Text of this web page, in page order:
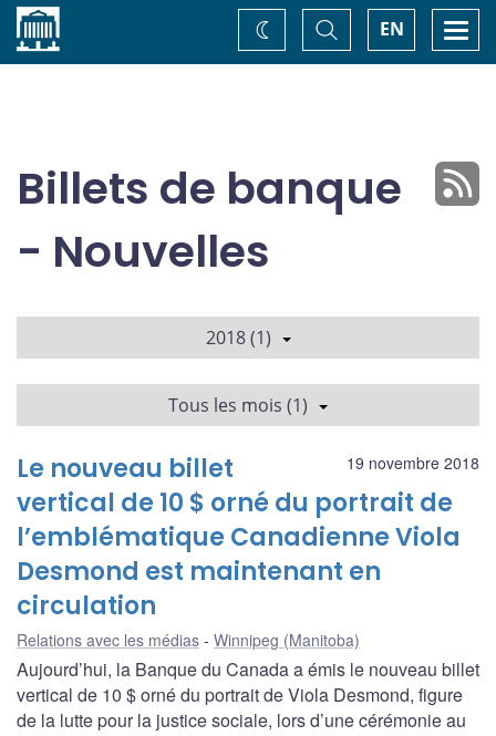
Accueil EN
Basculer
la
recherche
Changez
de
Billets de banque
- Nouvelles
2018 (1)
Tous les mois (1)
19 novembre 2018
Le nouveau billet
vertical de 10 $ orné du portrait de
l’emblématique Canadienne Viola
Desmond est maintenant en
circulation
Relations avec les médias Winnipeg (Manitoba)
Aujourd’hui, la Banque du Canada a émis le nouveau billet
vertical de 10 $ orné du portrait de Viola Desmond, figure
de la lutte pour la justice sociale, lors d’une cérémonie au